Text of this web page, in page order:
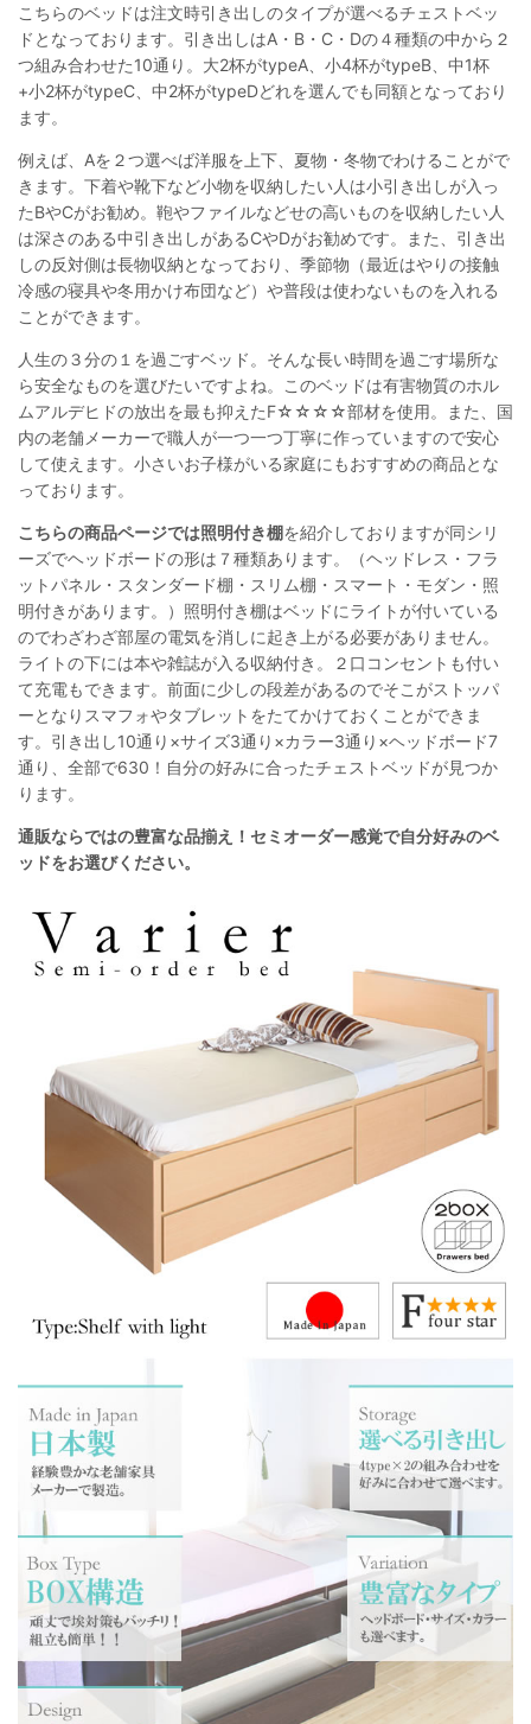
こちらのベッドは注文時引き出しのタイプが選べるチェストベッ
ドとなっております。引き出しはA・B・C・Dの４種類の中から２
つ組み合わせた10通り。大2杯がtypeA、小4杯がtypeB、中1杯
+小2杯がtypeC、中2杯がtypeDどれを選んでも同額となっており
ます。
例えば、Aを２つ選べば洋服を上下、夏物・冬物でわけることがで
きます。下着や靴下など小物を収納したい人は小引き出しが入っ
たBやCがお勧め。鞄やファイルなどせの高いものを収納したい人
は深さのある中引き出しがあるCやDがお勧めです。また、引き出
しの反対側は長物収納となっており、季節物（最近はやりの接触
冷感の寝具や冬用かけ布団など）や普段は使わないものを入れる
ことができます。
人生の３分の１を過ごすベッド。そんな長い時間を過ごす場所な
ら安全なものを選びたいですよね。このベッドは有害物質のホル
ムアルデヒドの放出を最も抑えたF☆☆☆☆部材を使用。また、国
内の老舗メーカーで職人が一つ一つ丁寧に作っていますので安心
して使えます。小さいお子様がいる家庭にもおすすめの商品とな
っております。
こちらの商品ページでは照明付き棚を紹介しておりますが同シリ
ーズでヘッドボードの形は７種類あります。（ヘッドレス・フラ
ットパネル・スタンダード棚・スリム棚・スマート・モダン・照
明付きがあります。）照明付き棚はベッドにライトが付いている
のでわざわざ部屋の電気を消しに起き上がる必要がありません。
ライトの下には本や雑誌が入る収納付き。２口コンセントも付い
て充電もできます。前面に少しの段差があるのでそこがストッパ
ーとなりスマフォやタブレットをたてかけておくことができま
す。引き出し10通り×サイズ3通り×カラー3通り×ヘッドボード7
通り、全部で630！自分の好みに合ったチェストベッドが見つか
ります。
通販ならではの豊富な品揃え！セミオーダー感覚で自分好みのベ
ッドをお選びください。